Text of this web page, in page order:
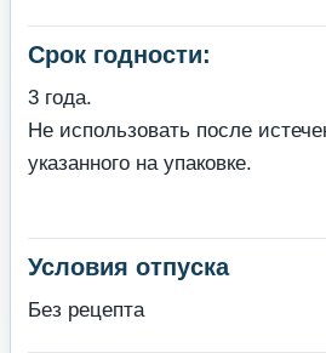
Срок годности:
3 года.
Не использовать после
указанного на упаковке.
Условия отпуска
Без рецепта